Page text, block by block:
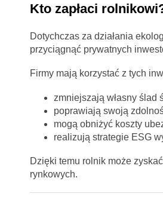
Kto zapłaci
Dotychczas za działania
przyciągnąć prywatnych
Firmy mają korzystać z tych
zmniejszają własny ślad
poprawiają swoją
mogą obniżyć koszty
realizują strategie ESG
Dzięki temu rolnik może
rynkowych.